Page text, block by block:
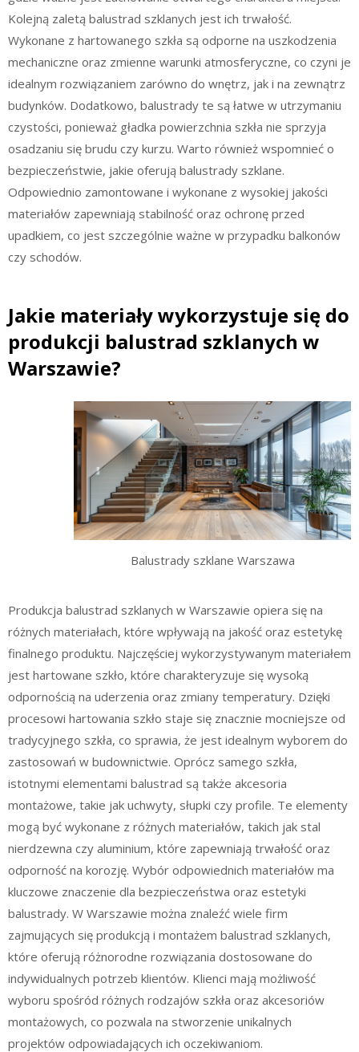
Kolejną zaletą balustrad szklanych jest ich trwałość.
Wykonane z hartowanego szkła są odporne na uszkodzenia
mechaniczne oraz zmienne warunki atmosferyczne, co czyni je
idealnym rozwiązaniem zarówno do wnętrz, jak i na zewnątrz
budynków. Dodatkowo, balustrady te są łatwe w utrzymaniu
czystości, ponieważ gładka powierzchnia szkła nie sprzyja
osadzaniu się brudu czy kurzu. Warto również wspomnieć o
bezpieczeństwie, jakie oferują balustrady szklane.
Odpowiednio zamontowane i wykonane z wysokiej jakości
materiałów zapewniają stabilność oraz ochronę przed
upadkiem, co jest szczególnie ważne w przypadku balkonów
czy schodów.
Jakie materiały wykorzystuje się do
produkcji balustrad szklanych w
Warszawie?
Balustrady szklane Warszawa
Produkcja balustrad szklanych w Warszawie opiera się na
różnych materiałach, które wpływają na jakość oraz estetykę
finalnego produktu. Najczęściej wykorzystywanym materiałem
jest hartowane szkło, które charakteryzuje się wysoką
odpornością na uderzenia oraz zmiany temperatury. Dzięki
procesowi hartowania szkło staje się znacznie mocniejsze od
tradycyjnego szkła, co sprawia, że jest idealnym wyborem do
zastosowań w budownictwie. Oprócz samego szkła,
istotnymi elementami balustrad są także akcesoria
montażowe, takie jak uchwyty, słupki czy profile. Te elementy
mogą być wykonane z różnych materiałów, takich jak stal
nierdzewna czy aluminium, które zapewniają trwałość oraz
odporność na korozję. Wybór odpowiednich materiałów ma
kluczowe znaczenie dla bezpieczeństwa oraz estetyki
balustrady. W Warszawie można znaleźć wiele firm
zajmujących się produkcją i montażem balustrad szklanych,
które oferują różnorodne rozwiązania dostosowane do
indywidualnych potrzeb klientów. Klienci mają możliwość
wyboru spośród różnych rodzajów szkła oraz akcesoriów
montażowych, co pozwala na stworzenie unikalnych
projektów odpowiadających ich oczekiwaniom.